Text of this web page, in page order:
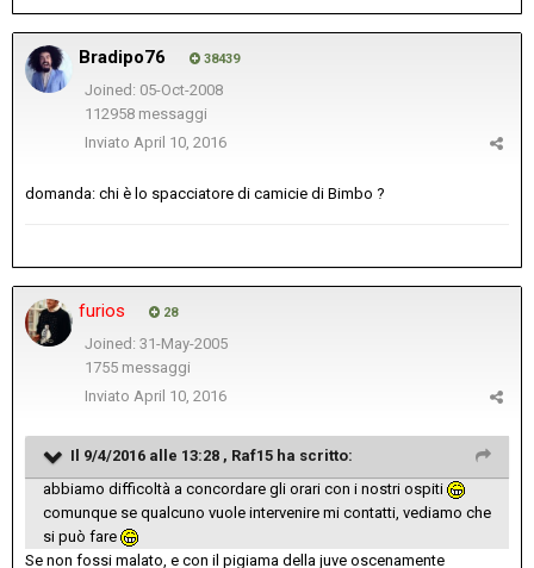
Bradipo76 38439
Joined: 05-Oct-2008
112958 messaggi
Inviato April 10, 2016
domanda: chi è lo spacciatore di camicie di Bimbo ?
furios 28
Joined: 31-May-2005
1755 messaggi
Inviato April 10, 2016
Il 9/4/2016 alle 13:28 , Raf15 ha scritto:
abbiamo difficoltà a concordare gli orari con i nostri ospiti
comunque se qualcuno vuole intervenire mi contatti, vediamo che
si può fare
Se non fossi malato, e con il pigiama della juve oscenamente